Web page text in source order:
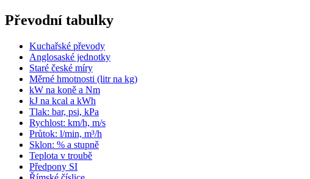
Převodní tabulky
Kuchařské převody
Anglosaské jednotky
Staré české míry
Měrné hmotnosti (litr na kg)
kW na koně a Nm
kJ na kcal a kWh
Tlak: bar, psi, kPa
Rychlost: km/h, m/s
Průtok: l/min, m³/h
Sklon: % a stupně
Teplota v troubě
Předpony SI